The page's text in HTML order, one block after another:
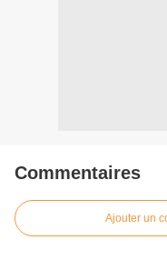
Commentaires
Ajouter un